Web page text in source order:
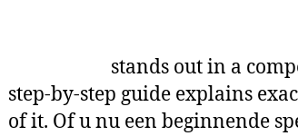
stands out in a
step-by-step guide explains
of it. Of u nu een beginnende